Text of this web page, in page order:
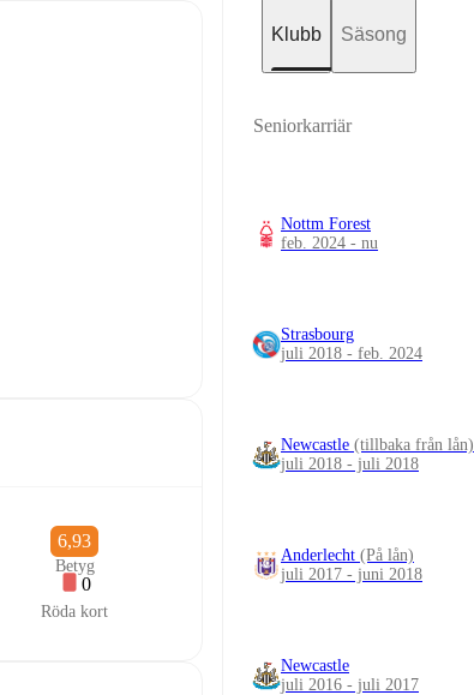
6,93
Betyg
0
Röda kort
Klubb Säsong
Seniorkarriär
Nottm Forest
feb. 2024 - nu
Strasbourg
juli 2018 - feb. 2024
Newcastle (tillbaka från lån)
juli 2018 - juli 2018
Anderlecht (På lån)
juli 2017 - juni 2018
Newcastle
juli 2016 - juli 2017